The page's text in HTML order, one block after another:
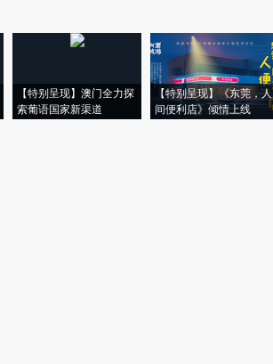
【特别呈现】澳门全力探
索葡语国家新渠道
【特别呈现】《东莞，人
间便利店》倾情上线